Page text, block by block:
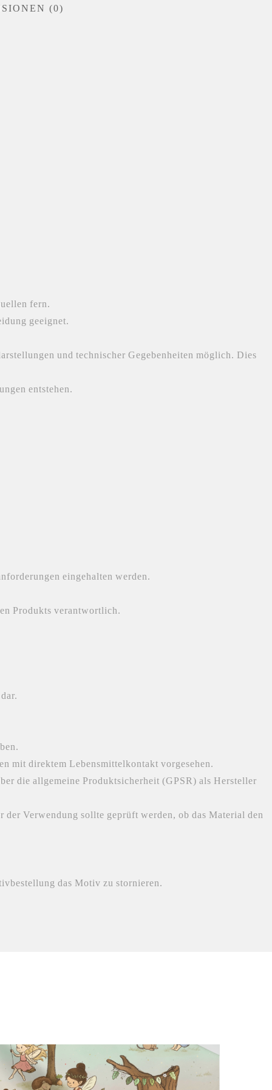
(0)
fern.
geeignet.
und technischer Gegebenheiten möglich. Dies
entstehen.
eingehalten werden.
Produkts verantwortlich.
mit direktem Lebensmittelkontakt vorgesehen.
die allgemeine Produktsicherheit (GPSR) als Hersteller
Verwendung sollte geprüft werden, ob das Material den
das Motiv zu stornieren.